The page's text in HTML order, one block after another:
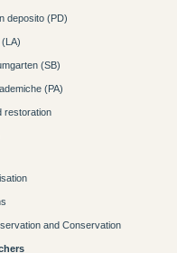
deposito (PD)
(LA)
(SB)
(PA)
restoration
and Conservation